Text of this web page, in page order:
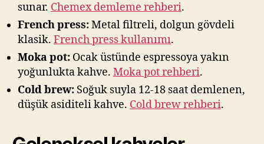
sunar. Chemex demleme rehberi.
French press:Metal filtreli, dolgun gövdeli
klasik. French press kullanımı.
Moka pot: Ocak üstünde espressoya yakın
yoğunlukta kahve. Moka pot rehberi.
Cold brew: Soğuk suyla 12-18 saat demlenen,
düşük asiditeli kahve. Cold brew rehberi.